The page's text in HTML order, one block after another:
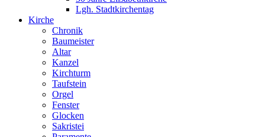
Lgh. Stadtkirchentag
Kirche
Chronik
Baumeister
Altar
Kanzel
Kirchturm
Taufstein
Orgel
Fenster
Glocken
Sakristei